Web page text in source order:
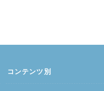
コンテンツ別